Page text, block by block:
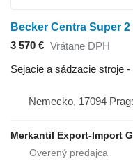
Becker Centra Super 2
3 570 € Vrátane DPH
Sejacie a sádzacie stroje
Nemecko, 17094
Merkantil Export-Import